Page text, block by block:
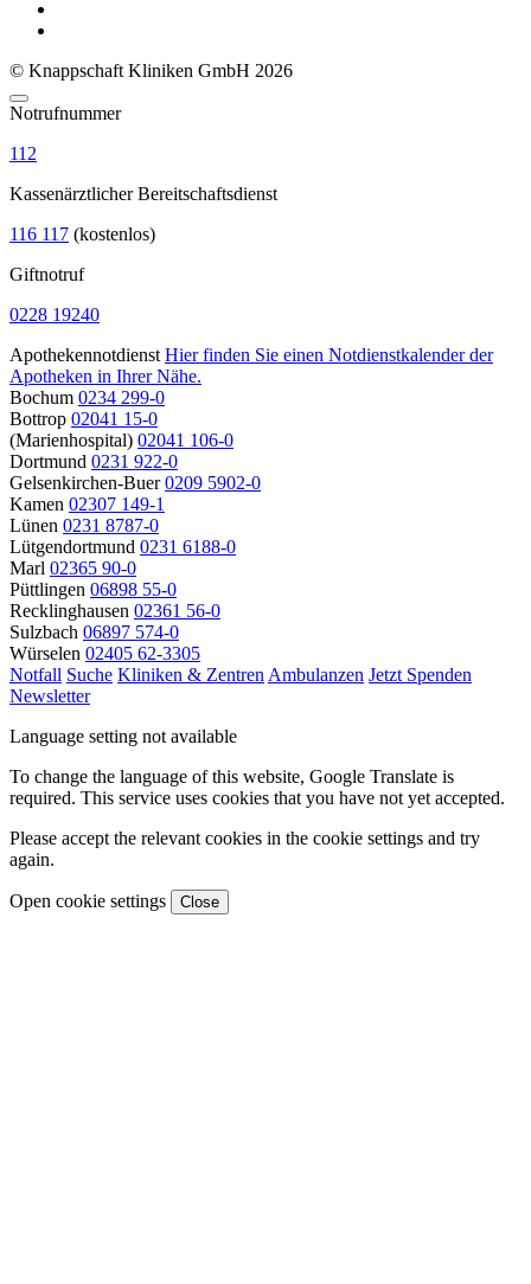
© Knappschaft Kliniken GmbH 2026
Notrufnummer
112
Kassenärztlicher Bereitschaftsdienst
116 117 (kostenlos)
Giftnotruf
0228 19240
Apothekennotdienst Hier finden Sie einen Notdienstkalender der
Apotheken in Ihrer Nähe.
Bochum 0234 299-0
Bottrop 02041 15-0
(Marienhospital) 02041 106-0
Dortmund 0231 922-0
Gelsenkirchen-Buer 0209 5902-0
Kamen 02307 149-1
Lünen 0231 8787-0
Lütgendortmund 0231 6188-0
Marl 02365 90-0
Püttlingen 06898 55-0
Recklinghausen 02361 56-0
Sulzbach 06897 574-0
Würselen 02405 62-3305
Notfall Suche Kliniken & Zentren Ambulanzen Jetzt Spenden
Newsletter
Language setting not available
To change the language of this website, Google Translate is
required. This service uses cookies that you have not yet accepted.
Please accept the relevant cookies in the cookie settings and try
again.
Open cookie settings Close